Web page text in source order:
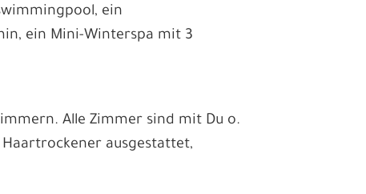
ein
ein Mini-Winterspa mit 3
Alle Zimmer sind mit Du o.
ausgestattet,